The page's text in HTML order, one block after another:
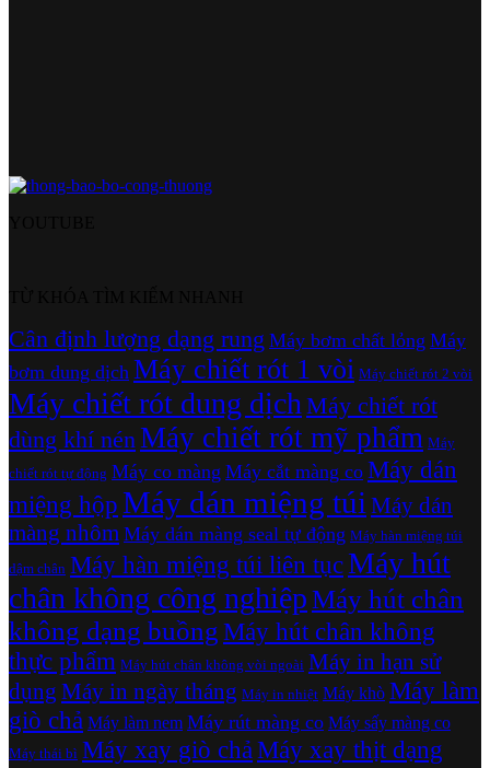
Cân định lượng dạng rung Máy bơm chất lỏng Máy
bơm dung dịch Máy chiết rót 1 vòi Máy chiết rót 2 vòi
Máy chiết rót dung dịch Máy chiết rót
dùng khí nén Máy chiết rót mỹ phẩm Máy
chiết rót tự động Máy co màng Máy cắt màng co Máy dán
miệng hộpMáy dán miệng túi Máy dán
màng nhôm Máy dán màng seal tự động Máy hàn miệng túi
dậm chân Máy hàn miệng túi liên tụcMáy hút
chân không công nghiệpMáy hút chân
không dạng buồngMáy hút chân không
thực phẩm Máy hút chân không vòi ngoài Máy in hạn sử
dụng Máy in ngày tháng Máy in nhiệt Máy khò Máy làm
giò chả Máy làm nem Máy rút màng co Máy sấy màng co
Máy thái bì Máy xay giò chảMáy xay thịt dạng